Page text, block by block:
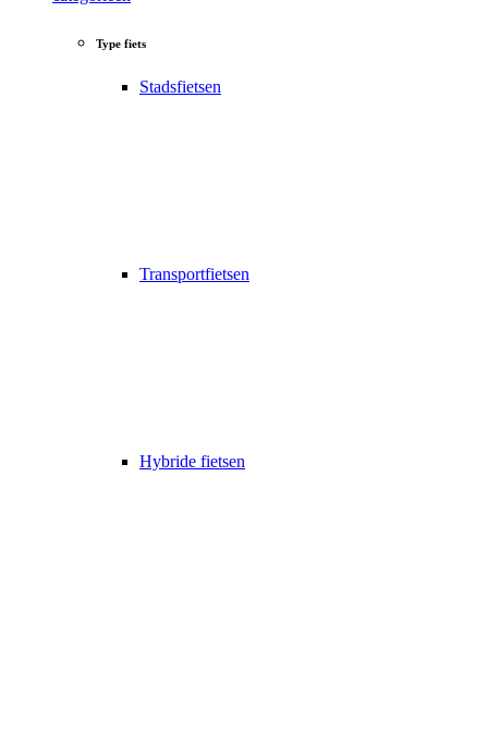
Type fiets
Stadsfietsen
Transportfietsen
Hybride fietsen